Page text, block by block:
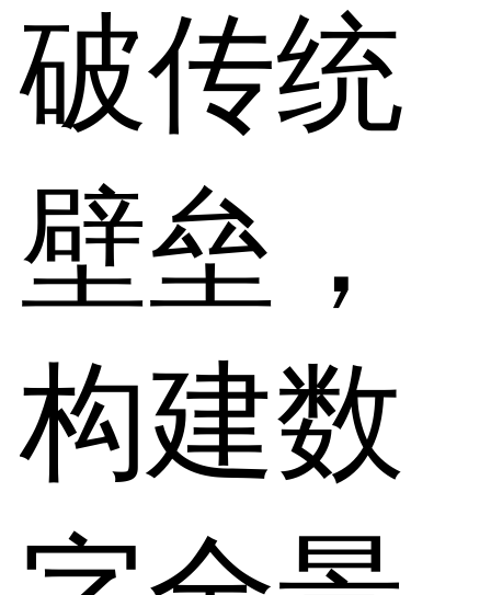
破传统
壁垒，
构建数